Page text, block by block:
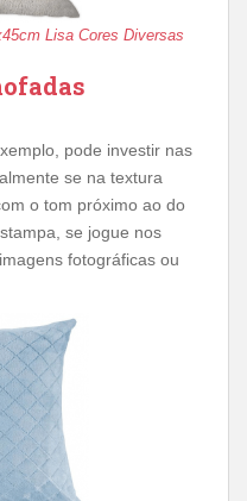
Lisa Cores Diversas
pode investir nas
se na textura
o tom próximo ao do
se jogue nos
fotográficas ou